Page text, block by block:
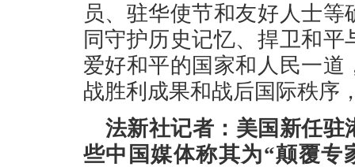
员、驻华使节和友好人士
同守护历史记忆、捍卫和
爱好和平的国家和人民一
战胜利成果和战后国际秩序
法新社记者：美国新任
些中国媒体称其为“颠覆专